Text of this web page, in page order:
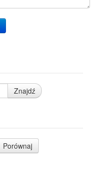
Znajdź
Porównaj